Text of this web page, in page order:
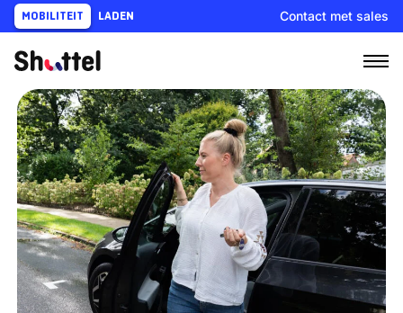
Ga
naar
content
MOBILITEIT LADEN Contact met sales